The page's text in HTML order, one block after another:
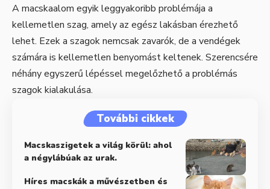
A macskaalom egyik leggyakoribb problémája a
kellemetlen szag, amely az egész lakásban érezhető
lehet. Ezek a szagok nemcsak zavarók, de a vendégek
számára is kellemetlen benyomást keltenek. Szerencsére
néhány egyszerű lépéssel megelőzhető a problémás
szagok kialakulása.
További cikkek
Macskaszigetek a világ körül: ahol
a négylábúak az urak.
Híres macskák a művészetben és